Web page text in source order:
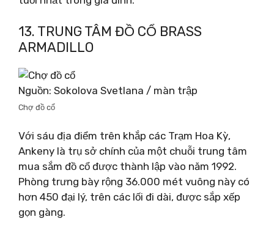
13. TRUNG TÂM ĐỒ CỔ BRASS
ARMADILLO
Nguồn: Sokolova Svetlana / màn trập
Chợ đồ cổ
Với sáu địa điểm trên khắp các Trạm Hoa Kỳ,
Ankeny là trụ sở chính của một chuỗi trung tâm
mua sắm đồ cổ được thành lập vào năm 1992.
Phòng trưng bày rộng 36.000 mét vuông này có
hơn 450 đại lý, trên các lối đi dài, được sắp xếp
gọn gàng.